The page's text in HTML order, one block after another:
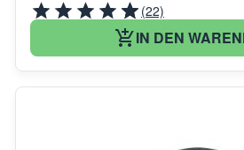
(22)
IN DEN